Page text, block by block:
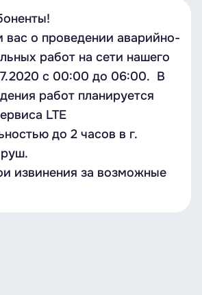
о проведении аварийно-
работ на сети нашего
c 00:00 до 06:00. В
работ планируется
LTE
до 2 часов в г.
извинения за возможные